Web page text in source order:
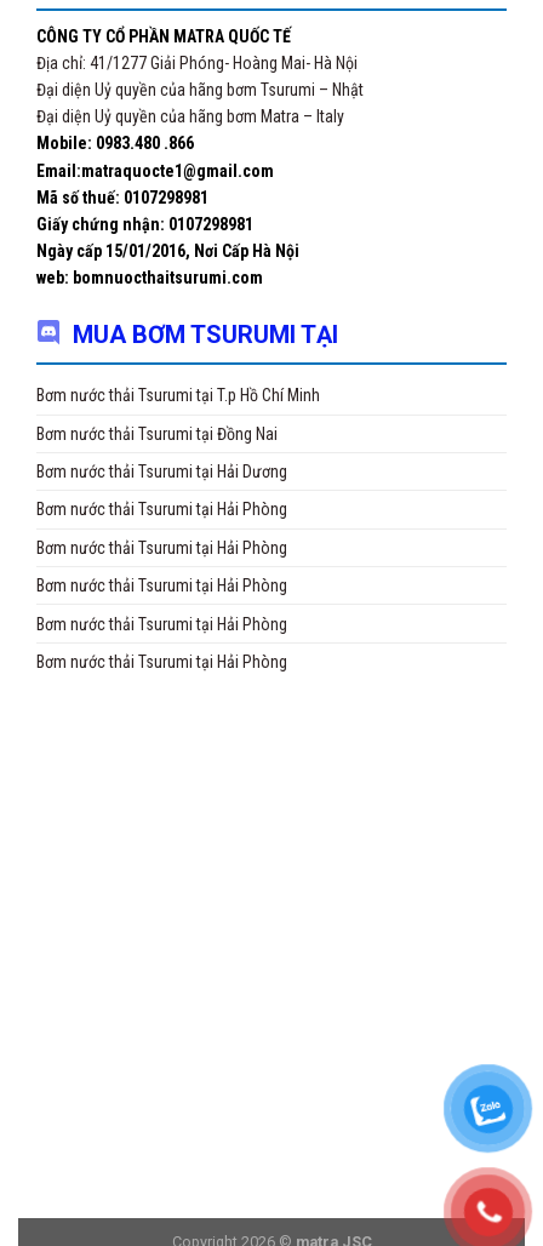
CÔNG TY CỔ PHẦN MATRA QUỐC TẾ
Địa chỉ: 41/1277 Giải Phóng- Hoàng Mai- Hà Nội
Đại diện Uỷ quyền của hãng bơm Tsurumi – Nhật
Đại diện Uỷ quyền của hãng bơm Matra – Italy
Mobile: 0983.480 .866
Email:matraquocte1@gmail.com
Mã số thuế: 0107298981
Giấy chứng nhận: 0107298981
Ngày cấp 15/01/2016, Nơi Cấp Hà Nội
web: bomnuocthaitsurumi.com
MUA BƠM TSURUMI TẠI
Bơm nước thải Tsurumi tại T.p Hồ Chí Minh
Bơm nước thải Tsurumi tại Đồng Nai
Bơm nước thải Tsurumi tại Hải Dương
Bơm nước thải Tsurumi tại Hải Phòng
Bơm nước thải Tsurumi tại Hải Phòng
Bơm nước thải Tsurumi tại Hải Phòng
Bơm nước thải Tsurumi tại Hải Phòng
Bơm nước thải Tsurumi tại Hải Phòng
Copyright 2026 © matra JSC